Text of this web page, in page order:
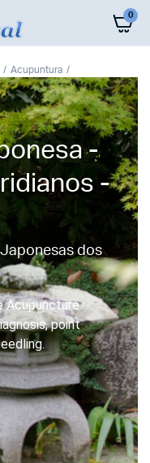
0
Acupuntura
-
-
dos
Acupuncture
point